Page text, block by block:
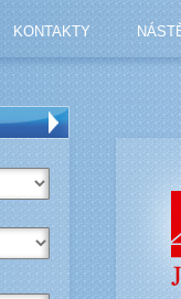
KONTAKTY